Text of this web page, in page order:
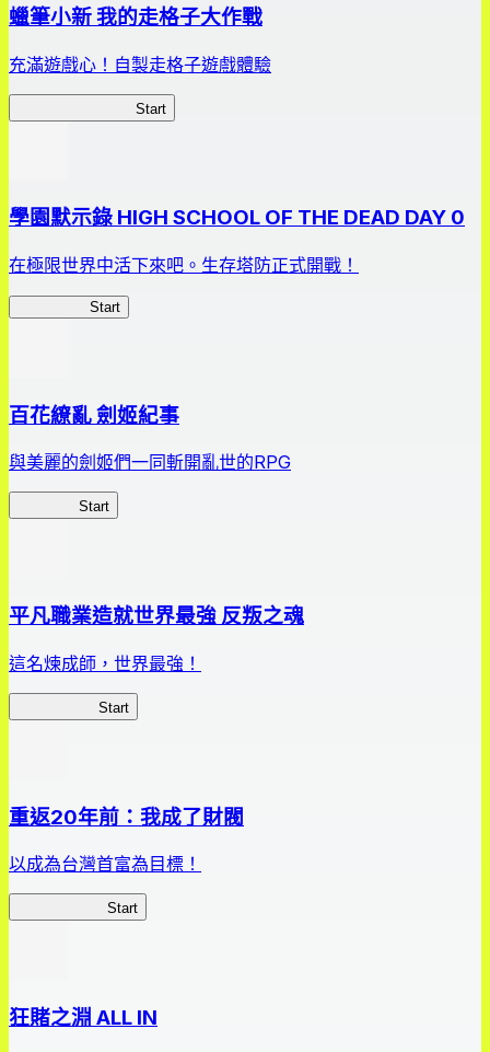
蠟筆小新 我的走格子大作戰
充滿遊戲心！自製走格子遊戲體驗
Start
學園默示錄 HIGH SCHOOL OF THE DEAD DAY 0
在極限世界中活下來吧。生存塔防正式開戰！
Start
百花繚亂 劍姬紀事
與美麗的劍姬們一同斬開亂世的RPG
Start
平凡職業造就世界最強 反叛之魂
這名煉成師，世界最強！
Start
重返20年前：我成了財閥
以成為台灣首富為目標！
Start
狂賭之淵 ALL IN